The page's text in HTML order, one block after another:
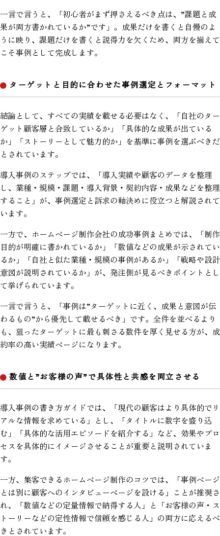
一言で言うと、「初心者がまず押さえるべき点は、”課題と成
果が両方書かれているか”です」。成果だけを書くと自慢のよ
うに映り、課題だけを書くと説得力を欠くため、両方を揃えて
こそ事例として完成します。
ターゲットと目的に合わせた事例選定とフォーマット
結論として、すべての実績を載せる必要はなく、「自社のター
ゲット顧客層と合致しているか」「具体的な成果が出ている
か」「ストーリーとして魅力的か」を基準に事例を選ぶべきだ
とされています。
導入事例のステップでは、「導入実績や顧客のデータを整理
し、業種・規模・課題・導入背景・契約内容・成果などを整理
すること」が、事例選定と訴求の軸決めに役立つと解説されて
います。
一方で、ホームページ制作会社の成功事例まとめでは、「制作
目的が明確に書かれているか」「数値などの成果が示されてい
るか」「自社と似た業種・規模の事例があるか」「戦略や設計
意図が説明されているか」が、発注側が見るべきポイントとし
て挙げられています。
一言で言うと、「事例は”ターゲットに近く、成果と意図が伝
わるもの”から優先して載せるべき」です。全件を並べるより
も、狙ったターゲットに最も刺さる数件を厚く見せる方が、成
約率の高い実績ページになります。
数値と”お客様の声”で具体性と共感を両立させる
導入事例の書き方ガイドでは、「現代の顧客はより具体的でリ
アルな情報を求めている」とし、「タイトルに数字を盛り込
む」「具体的な活用エピソードを紹介する」など、効果やプロ
セスを具体的にイメージさせることが重要と説明されていま
す。
一方、集客できるホームページ制作のコツでは、「事例ページ
とは別に顧客へのインタビューページを設ける」ことが推奨さ
れ、「数値などの定量情報で納得する人」と「お客様の声・ス
トーリーなどの定性情報で信頼を感じる人」の両方に応えるべ
きとされています。